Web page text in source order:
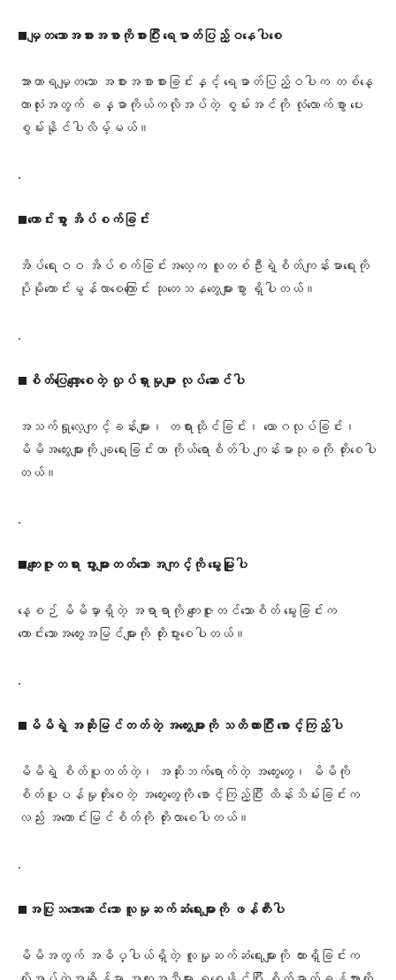
◼️မျှတသောအစားအစာကိုစားပြီး ရေဓာတ်ပြည့်ဝနေပါစေ
အာဟာရမျှတသော အစားအစာစားခြင်းနှင့် ရေဓာတ်ပြည့်ဝပါက တစ်နေ့
တာလုံးအတွက် ခန္ဓာကိုယ်ကလိုအပ်တဲ့ စွမ်းအင်ကို လုံလောက်စွာ ပေး
စွမ်းနိုင်ပါလိမ့်မယ်။
.
◼️ကောင်းစွာ အိပ်စက်ခြင်း
အိပ်ရေးဝဝ အိပ်စက်ခြင်းအလေ့က လူတစ်ဦးရဲ့စိတ်ကျန်းမာရေးကို
ပိုမိုကောင်းမွန်လာစေကြောင်း သုတေသနတွေများစွာ ရှိပါတယ်။
.
◼️ စိတ်ပြေလျော့စေတဲ့ လှုပ်ရှားမှုများ လုပ်ဆောင်ပါ
အသက်ရှုလေ့ကျင့်ခန်းများ၊ တရားထိုင်ခြင်း၊ ယောဂလုပ်ခြင်း၊
မိမိအတွေးများကို ချရေးခြင်းဟာ ကိုယ်ရောစိတ်ပါ ကျန်းမာသုခကို တိုးစေပါ
တယ်။
.
◼️ကျေးဇူးတရား ပွားများတတ်သော အကျင့်ကို မွေးမြူပါ
နေ့စဉ် မိမိမှာရှိတဲ့ အရာရာကို ကျေးဇူးတင်သောစိတ် မွေးခြင်းက
ကောင်းသောအတွေးအမြင်များကို တိုးပွားစေပါတယ်။
.
◼️ မိမိရဲ့ အဆိုးမြင်တတ်တဲ့ အတွေးများကို သတိထားပြီး စောင့်ကြည့်ပါ
မိမိရဲ့ စိတ်ပူတတ်တဲ့၊ အဆိုးဘက်ရောက်တဲ့ အတွေးတွေ၊ မိမိကို
စိတ်ပူပန်မှုတိုးစေတဲ့ အတွေးတွေကို စောင့်ကြည့်ပြီး ထိန်းသိမ်းခြင်းက
လည်း အကောင်းမြင်စိတ်ကို တိုးလာစေပါတယ်။
.
◼️ အပြုသဘောဆောင်သော လူမှုဆက်ဆံရေးများကို ဖန်တီးပါ
မိမိအတွက် အဓိပ္ပါယ်ရှိတဲ့ လူမှုဆက်ဆံရေးများကို ထားရှိခြင်းက